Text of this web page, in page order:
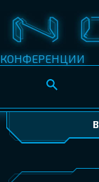
КОНФЕРЕНЦИИ